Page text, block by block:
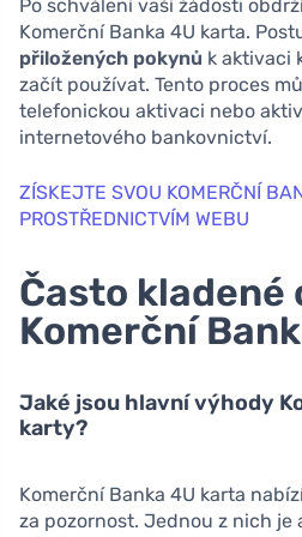
Po schválení vaší žádosti
Komerční Banka 4U karta.
přiložených pokynů k aktivaci
začít používat. Tento proces
telefonickou aktivaci nebo
internetového bankovnictví.
ZÍSKEJTE SVOU KOMERČNÍ
PROSTŘEDNICTVÍM WEBU
Často kladené
Komerční
Jaké jsou hlavní výhody
karty?
Komerční Banka 4U karta
za pozornost. Jednou z nich je